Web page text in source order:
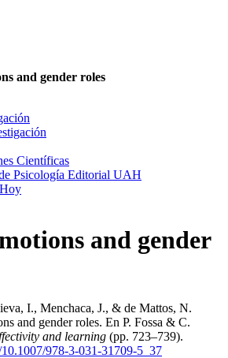
and gender roles
Científicas
Psicología Editorial UAH
and gender
I., Menchaca, J., & de Mattos, N.
and gender roles. En P. Fossa & C.
and learning (pp. 723–739).
978-3-031-31709-5_37